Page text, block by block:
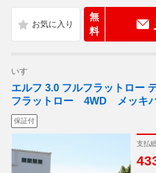
無
料
いすゞ
エルフ 3.0 フルフラットロー
フラットロー 4WD メッキ
保証付
支払